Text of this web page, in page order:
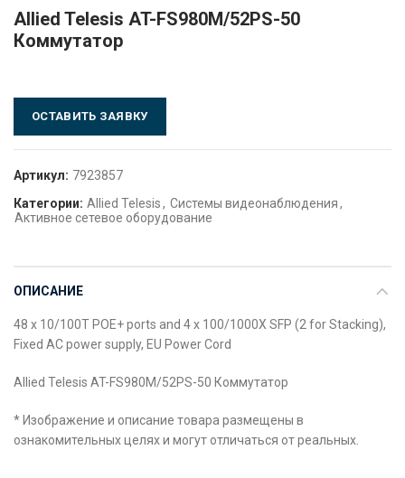
Allied Telesis AT-FS980M/52PS-50
Коммутатор
ОСТАВИТЬ ЗАЯВКУ
Артикул: 7923857
Категории: Allied Telesis, Системы видеонаблюдения,
Активное сетевое оборудование
ОПИСАНИЕ
48 x 10/100T POE+ ports and 4 x 100/1000X SFP (2 for Stacking),
Fixed AC power supply, EU Power Cord
Allied Telesis AT-FS980M/52PS-50 Коммутатор
* Изображение и описание товара размещены в
ознакомительных целях и могут отличаться от реальных.